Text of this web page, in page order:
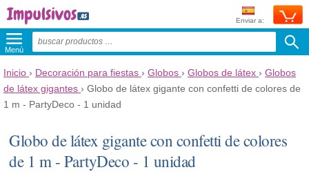
Enviar a:
Menú
Inicio › Decoración para fiestas › Globos › Globos de látex › Globos
de látex gigantes › Globo de látex gigante con confetti de colores de
1 m - PartyDeco - 1 unidad
Globo de látex gigante con confetti de colores
de 1 m - PartyDeco - 1 unidad